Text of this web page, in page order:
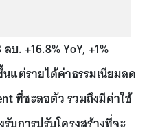
. +16.8% YoY, +1%
แต่รายได้ค่าธรรมเนียมลด
ที่ชะลอตัว รวมถึงมีค่าใช้
บการปรับโครงสร้างที่จะ